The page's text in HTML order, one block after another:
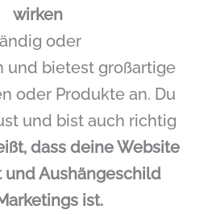
wirken
oder
und bietest großartige
oder Produkte an. Du
und bist auch richtig
dass deine Website
und Aushängeschild
ist.